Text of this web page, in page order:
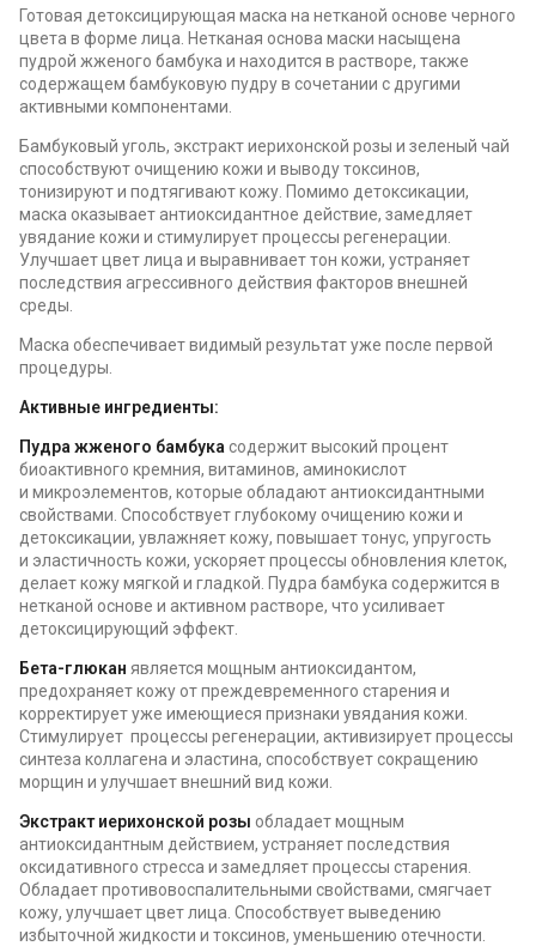
Готовая детоксицирующая маска на нетканой основе черного
цвета в форме лица. Нетканая основа маски насыщена
пудрой жженого бамбука и находится в растворе, также
содержащем бамбуковую пудру в сочетании с другими
активными компонентами.
Бамбуковый уголь, экстракт иерихонской розы и зеленый чай
способствуют очищению кожи и выводу токсинов,
тонизируют и подтягивают кожу. Помимо детоксикации,
маска оказывает антиоксидантное действие, замедляет
увядание кожи и стимулирует процессы регенерации.
Улучшает цвет лица и выравнивает тон кожи, устраняет
последствия агрессивного действия факторов внешней
среды.
Маска обеспечивает видимый результат уже после первой
процедуры.
Активные ингредиенты:
Пудра жженого бамбука содержит высокий процент
биоактивного кремния, витаминов, аминокислот
и микроэлементов, которые обладают антиоксидантными
свойствами. Способствует глубокому очищению кожи и
детоксикации, увлажняет кожу, повышает тонус, упругость
и эластичность кожи, ускоряет процессы обновления клеток,
делает кожу мягкой и гладкой. Пудра бамбука содержится в
нетканой основе и активном растворе, что усиливает
детоксицирующий эффект.
Бета-глюкан является мощным антиоксидантом,
предохраняет кожу от преждевременного старения и
корректирует уже имеющиеся признаки увядания кожи.
Стимулирует процессы регенерации, активизирует процессы
синтеза коллагена и эластина, способствует сокращению
морщин и улучшает внешний вид кожи.
Экстракт иерихонской розы обладает мощным
антиоксидантным действием, устраняет последствия
оксидативного стресса и замедляет процессы старения.
Обладает противовоспалительными свойствами, смягчает
кожу, улучшает цвет лица. Способствует выведению
избыточной жидкости и токсинов, уменьшению отечности.